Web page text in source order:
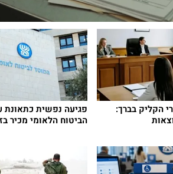
הקליק בברך:
פגיעה נפשית כתאונת
הביטוח הלאומי מכיר